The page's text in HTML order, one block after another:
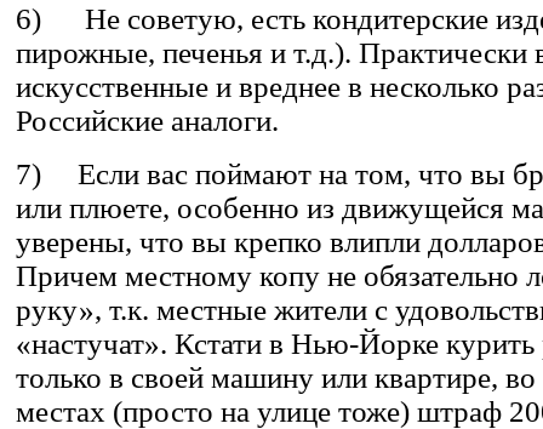
6) Не советую, есть кондитерские
пирожные, печенья и т.д.). Практически
искусственные и вреднее в несколько
Российские аналоги.
7) Если вас поймают на том, что вы
или плюете, особенно из движущейся
уверены, что вы крепко влипли
Причем местному копу не обязательно
руку», т.к. местные жители с
«настучат». Кстати в Нью-Йорке курить
только в своей машину или квартире,
местах (просто на улице тоже) штраф